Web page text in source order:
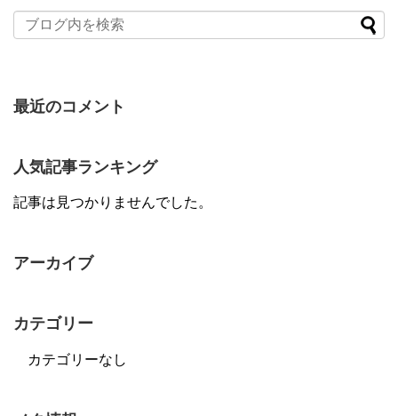
最近のコメント
人気記事ランキング
記事は見つかりませんでした。
アーカイブ
カテゴリー
カテゴリーなし